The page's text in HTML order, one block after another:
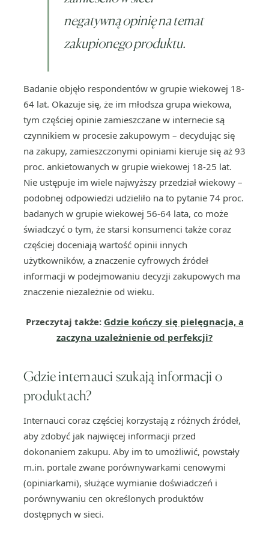
negatywną opinię na temat
zakupionego produktu.
Badanie objęło respondentów w grupie wiekowej 18-
64 lat. Okazuje się, że im młodsza grupa wiekowa,
tym częściej opinie zamieszczane w internecie są
czynnikiem w procesie zakupowym – decydując się
na zakupy, zamieszczonymi opiniami kieruje się aż 93
proc. ankietowanych w grupie wiekowej 18-25 lat.
Nie ustępuje im wiele najwyższy przedział wiekowy –
podobnej odpowiedzi udzieliło na to pytanie 74 proc.
badanych w grupie wiekowej 56-64 lata, co może
świadczyć o tym, że starsi konsumenci także coraz
częściej doceniają wartość opinii innych
użytkowników, a znaczenie cyfrowych źródeł
informacji w podejmowaniu decyzji zakupowych ma
znaczenie niezależnie od wieku.
Przeczytaj także: Gdzie kończy się pielęgnacja, a
zaczyna uzależnienie od perfekcji?
Gdzie internauci szukają informacji o
produktach?
Internauci coraz częściej korzystają z różnych źródeł,
aby zdobyć jak najwięcej informacji przed
dokonaniem zakupu. Aby im to umożliwić, powstały
m.in. portale zwane porównywarkami cenowymi
(opiniarkami), służące wymianie doświadczeń i
porównywaniu cen określonych produktów
dostępnych w sieci.